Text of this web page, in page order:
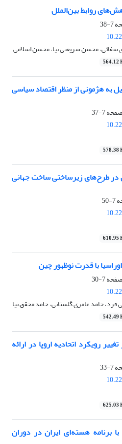
روابط بین‌الملل
7-38
محسن شریعتی نیا، محسن اسلامی
564.12
به هژمونی از منظر اقتصاد سیاسی
7-37
578.38
در طرح‌های زیرساختی ساخت جهانی
7-50
610.95
با قدرت نوظهور چین
7-30
حامد عامری گلستانی، حامد محقق نیا
542.49
رویکرد اتحادیه اروپا در ارائه
7-33
625.03
برنامه هسته‌ای ایران در دوران